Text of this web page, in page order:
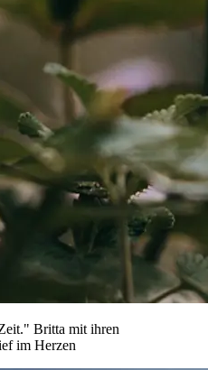
Britta mit ihren
im Herzen